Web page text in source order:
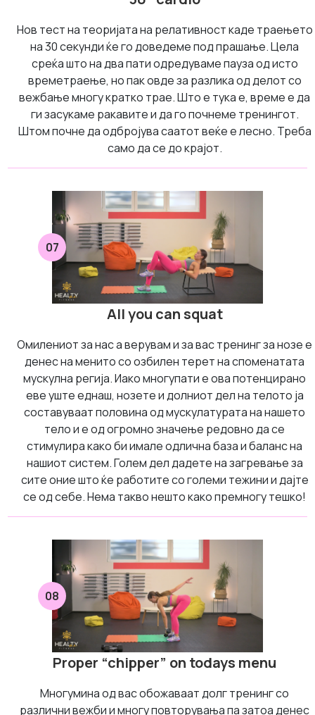
Нов тест на теоријата на релативност каде траењето
на 30 секунди ќе го доведеме под прашање. Цела
среќа што на два пати одредуваме пауза од исто
времетраење, но пак овде за разлика од делот со
вежбање многу кратко трае. Што е тука е, време е да
ги засукаме ракавите и да го почнеме тренингот.
Штом почне да одбројува саатот веќе е лесно. Треба
само да се до крајот.
07
All you can squat
Омилениот за нас а верувам и за вас тренинг за нозе е
денес на менито со озбилен терет на споменатата
мускулна регија. Иако многупати е ова потенцирано
еве уште еднаш, нозете и долниот дел на телото ја
составуваат половина од мускулатурата на нашето
тело и е од огромно значење редовно да се
стимулира како би имале одлична база и баланс на
нашиот систем. Голем дел дадете на загревање за
сите оние што ќе работите со големи тежини и дајте
се од себе. Нема такво нешто како премногу тешко!
08
Proper “chipper” on todays menu
Многумина од вас обожаваат долг тренинг со
различни вежби и многу повторувања па затоа денес